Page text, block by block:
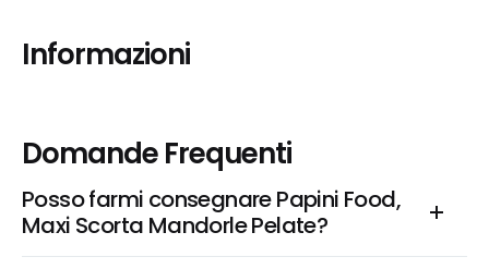
Informazioni
Domande Frequenti
Posso farmi consegnare Papini Food,
Maxi Scorta Mandorle Pelate?